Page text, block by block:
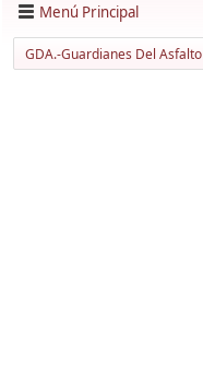
Menú Principal
GDA.-Guardianes Del Asfalto